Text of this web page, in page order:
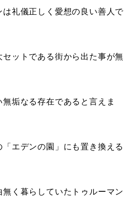
礼儀正しく愛想の良い善人で
ットである街から出た事が無
垢なる存在であると言えま
エデンの園」にも置き換える
く暮らしていたトゥルーマン